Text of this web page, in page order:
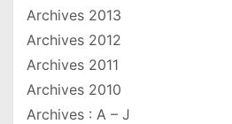
Archives 2013
Archives 2012
Archives 2011
Archives 2010
Archives : A – J